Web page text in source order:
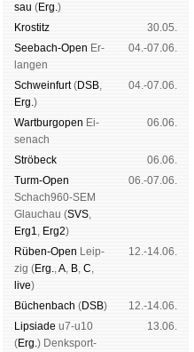
sau (Erg.)
Kros­titz
30.05.
See­bach-Open Er­
lan­gen
04.-07.06.
Schwein­furt(DSB,
Erg.)
04.-07.06.
Wart­burg­open Ei­
se­nach
06.06.
Strö­beck
06.06.
Turm-Open
Schach960-SEM
Glau­chau (SVS,
Erg1, Erg2)
06.-07.06.
Rüben-Open Leip­
zig (Erg.,A, B, C,
live)
12.-14.06.
Büchen­bach (DSB)
12.-14.06.
Lipsiade u7-u10
(Erg.) Denk­sport­
13.06.